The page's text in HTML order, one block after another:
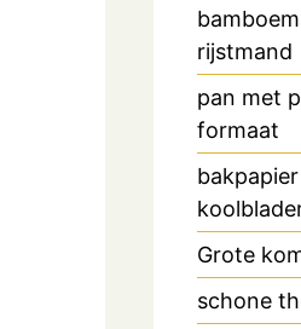
rijstmand
pan met
formaat
Grote
schone